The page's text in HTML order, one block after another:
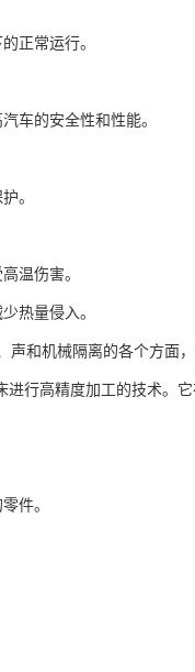
正常运行。
车的安全性和性能。
。
温伤害。
热量侵入。
和机械隔离的各个方面，
进行高精度加工的技术。
件。